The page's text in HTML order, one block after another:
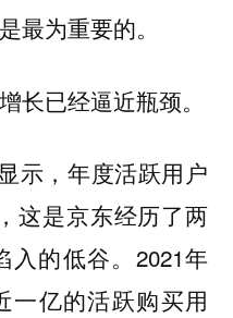
最为重要的。
长已经逼近瓶颈。
示，年度活跃用户
这是京东经历了两
的低谷。2021年
一亿的活跃购买用